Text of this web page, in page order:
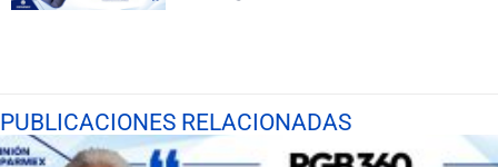
PUBLICACIONES RELACIONADAS